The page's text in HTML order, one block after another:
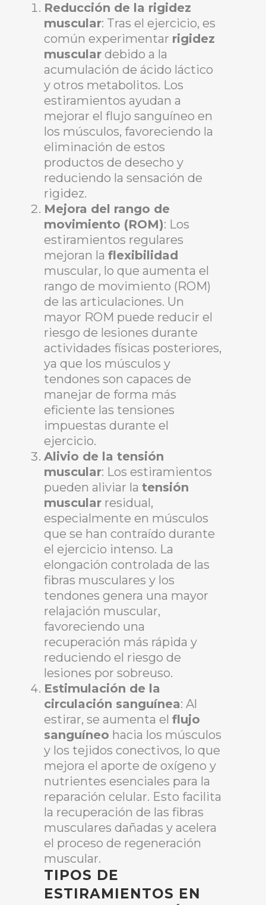
Reducción de la rigidez
muscular: Tras el ejercicio, es
común experimentar rigidez
muscular debido a la
acumulación de ácido láctico
y otros metabolitos. Los
estiramientos ayudan a
mejorar el flujo sanguíneo en
los músculos, favoreciendo la
eliminación de estos
productos de desecho y
reduciendo la sensación de
rigidez.
Mejora del rango de
movimiento (ROM): Los
estiramientos regulares
mejoran la flexibilidad
muscular, lo que aumenta el
rango de movimiento (ROM)
de las articulaciones. Un
mayor ROM puede reducir el
riesgo de lesiones durante
actividades físicas posteriores,
ya que los músculos y
tendones son capaces de
manejar de forma más
eficiente las tensiones
impuestas durante el
ejercicio.
Alivio de la tensión
muscular: Los estiramientos
pueden aliviar la tensión
muscular residual,
especialmente en músculos
que se han contraído durante
el ejercicio intenso. La
elongación controlada de las
fibras musculares y los
tendones genera una mayor
relajación muscular,
favoreciendo una
recuperación más rápida y
reduciendo el riesgo de
lesiones por sobreuso.
Estimulación de la
circulación sanguínea: Al
estirar, se aumenta el flujo
sanguíneo hacia los músculos
y los tejidos conectivos, lo que
mejora el aporte de oxígeno y
nutrientes esenciales para la
reparación celular. Esto facilita
la recuperación de las fibras
musculares dañadas y acelera
el proceso de regeneración
muscular.
TIPOS DE
ESTIRAMIENTOS EN